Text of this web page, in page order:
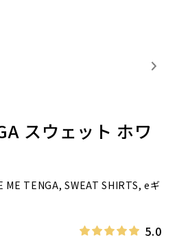
スウェット ホワ
ME TENGA, SWEAT SHIRTS, eギ
5.0